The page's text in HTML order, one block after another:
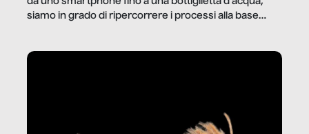
siamo in grado di ripercorrere i processi alla base
dietro gli oggetti e i servizi che fanno la nostra vita